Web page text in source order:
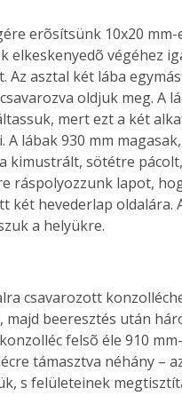
erõsítsünk 10x20
elkeskenyedõ végéhez
Az asztal két lába
oldjuk meg. A
mert ezt a két
lábak 930 mm
kimustrált, sötétre
ráspolyozzunk lapot,
két hevederlap oldalára.
a helyükre.
csavarozott
majd beeresztés után
felsõ éle 910
támasztva néhány –
s felületeinek